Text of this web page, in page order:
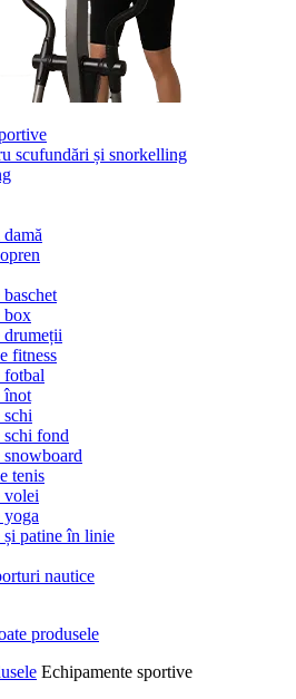
scufundări și snorkelling
box
drumeții
fitness
fotbal
înot
schi
schi fond
tenis
volei
yoga
și patine în linie
nautice
Echipamente sportive